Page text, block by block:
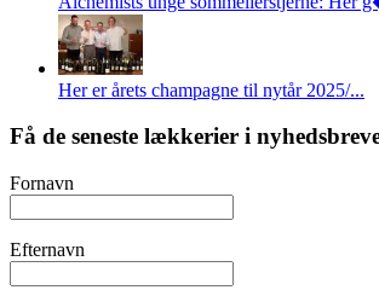
Her er årets champagne til nytår 2025/...
Få de seneste lækkerier i
Fornavn
Efternavn